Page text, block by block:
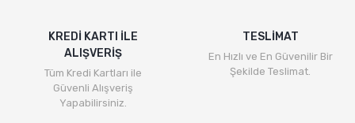
KREDİ KARTI İLE
ALIŞVERİŞ
Tüm Kredi Kartları ile
Güvenli Alışveriş
Yapabilirsiniz.
TESLİMAT
En Hızlı ve En Güvenilir Bir
Şekilde Teslimat.